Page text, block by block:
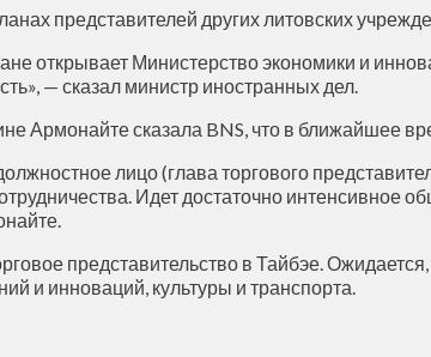
представителей других литовских
открывает Министерство экономики и
— сказал министр иностранных дел.
Армонайте сказала BNS, что в ближайшее
лицо (глава торгового
Идет достаточно интенсивное
представительство в Тайбэе.
и инноваций, культуры и транспорта.